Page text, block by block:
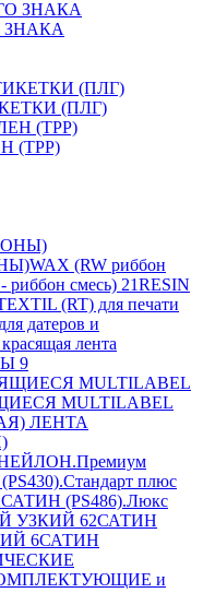
ЗНАКА
(ПЛГ)
(TPP)
WAX (RW риббон
риббон смесь) 21RESIN
(RT) для печати
датеров и
лента
9
MULTILABEL
плюс
САТИН (PS486).Люкс
УЗКИЙ 62САТИН
6САТИН
и